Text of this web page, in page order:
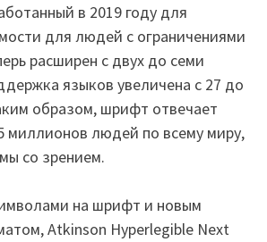
в 2019 году для
для людей с ограничениями
расширен с двух до семи
языков увеличена с 27 до
образом, шрифт отвечает
миллионов людей по всему миру,
со зрением.
на шрифт и новым
Atkinson Hyperlegible Next